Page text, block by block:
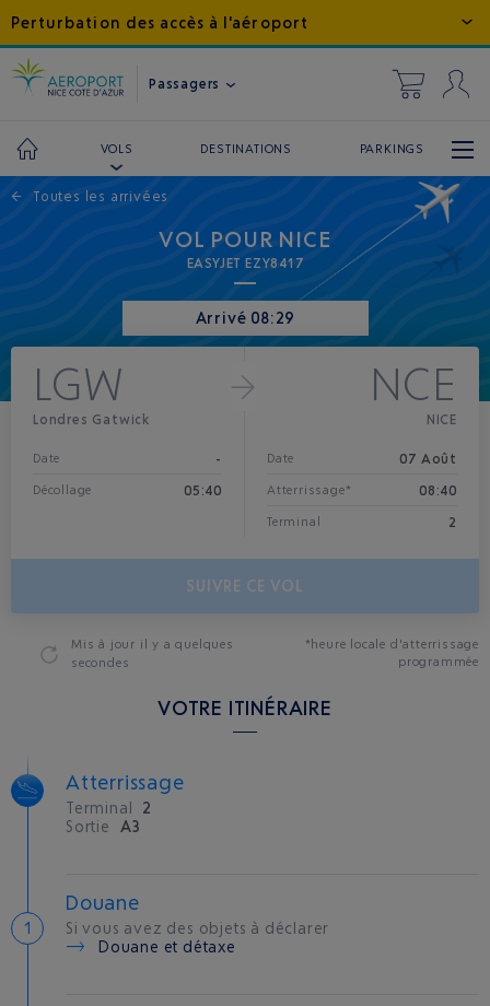
Perturbation des accès à l'aéroport
Passagers
VOLS DESTINATIONS PARKINGS
← Toutes les arrivées
VOL POUR NICE
EASYJET EZY8417
Arrivé 08:29
LGW
Londres Gatwick
Date -
Décollage 05:40
NCE
NICE
Date 07 Août
Atterrissage* 08:40
Terminal 2
SUIVRE CE VOL
Mis à jour il y a quelques
secondes
*heure locale d'atterrissage
programmée
VOTRE ITINÉRAIRE
Atterrissage
Terminal
2
Sortie
A3
Douane
Si vous avez des objets à déclarer
Douane et détaxe